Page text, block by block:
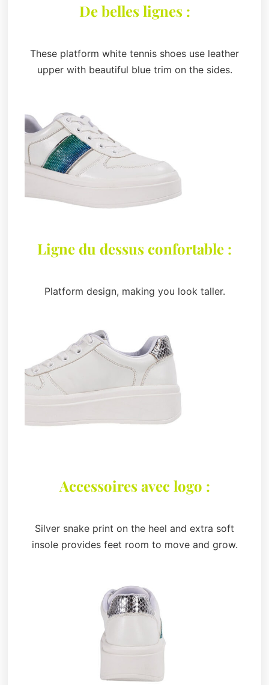
De belles lignes :
These platform white tennis shoes use leather
upper with beautiful blue trim on the sides.
Ligne du dessus confortable :
Platform design, making you look taller.
Accessoires avec logo :
Silver snake print on the heel and extra soft
insole provides feet room to move and grow.